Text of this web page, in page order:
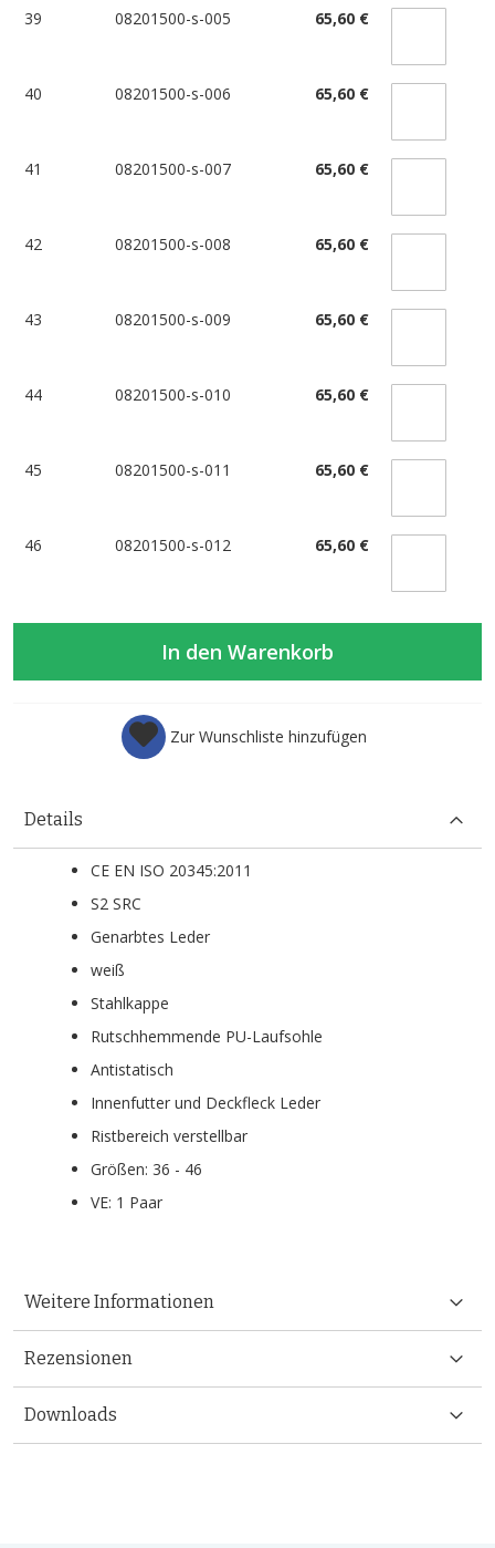
39 08201500-s-005 65,60 €
40 08201500-s-006 65,60 €
41 08201500-s-007 65,60 €
42 08201500-s-008 65,60 €
43 08201500-s-009 65,60 €
44 08201500-s-010 65,60 €
45 08201500-s-011 65,60 €
46 08201500-s-012 65,60 €
In den Warenkorb
Zur Wunschliste hinzufügen
Details
CE EN ISO 20345:2011
S2 SRC
Genarbtes Leder
weiß
Stahlkappe
Rutschhemmende PU-Laufsohle
Antistatisch
Innenfutter und Deckfleck Leder
Ristbereich verstellbar
Größen: 36 - 46
VE: 1 Paar
Weitere Informationen
Rezensionen
Downloads